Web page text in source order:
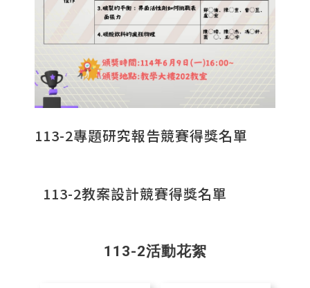
113-2專題研究報告競賽得獎名單
113-2教案設計競賽得獎名單
113-2活動花絮